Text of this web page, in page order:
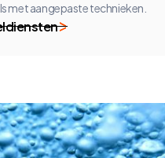
met aangepaste technieken.